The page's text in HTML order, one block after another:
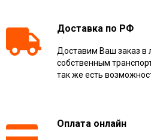
Доставка по РФ
Доставим Ваш заказ в
собственным
так же есть
Оплата онлайн